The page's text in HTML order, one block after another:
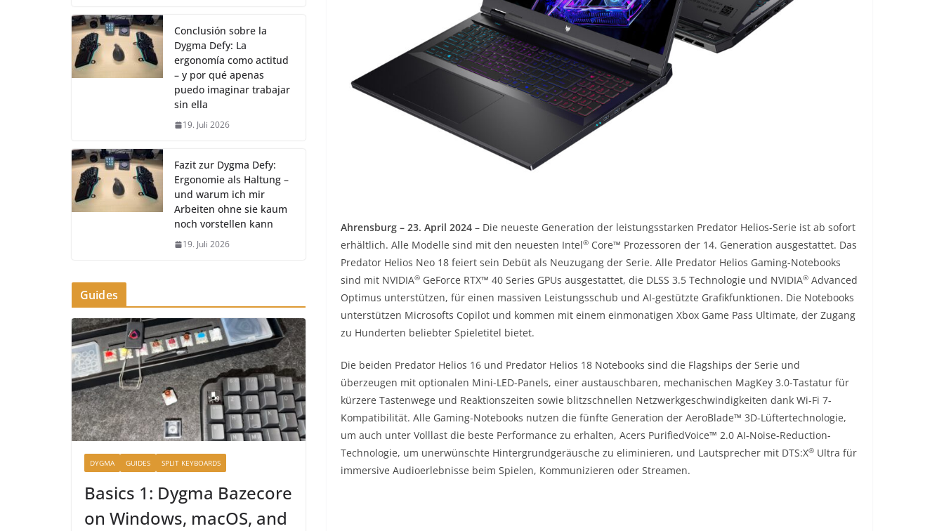
Ahrensburg – 23. April 2024 – Die neueste Generation der leistungsstarken Predator Helios-Serie ist ab sofort
erhältlich. Alle Modelle sind mit den neuesten Intel® Core™ Prozessoren der 14. Generation ausgestattet. Das
Predator Helios Neo 18 feiert sein Debüt als Neuzugang der Serie. Alle Predator Helios Gaming-Notebooks
sind mit NVIDIA® GeForce RTX™ 40 Series GPUs ausgestattet, die DLSS 3.5 Technologie und NVIDIA® Advanced
Optimus unterstützen, für einen massiven Leistungsschub und AI-gestützte Grafikfunktionen. Die Notebooks
unterstützen Microsofts Copilot und kommen mit einem einmonatigen Xbox Game Pass Ultimate, der Zugang
zu Hunderten beliebter Spieletitel bietet.
Die beiden Predator Helios 16 und Predator Helios 18 Notebooks sind die Flagships der Serie und
überzeugen mit optionalen Mini-LED-Panels, einer austauschbaren, mechanischen MagKey 3.0-Tastatur für
kürzere Tastenwege und Reaktionszeiten sowie blitzschnellen Netzwerkgeschwindigkeiten dank Wi-Fi 7-
Kompatibilität. Alle Gaming-Notebooks nutzen die fünfte Generation der AeroBlade™ 3D-Lüftertechnologie,
um auch unter Volllast die beste Performance zu erhalten, Acers PurifiedVoice™ 2.0 AI-Noise-Reduction-
Technologie, um unerwünschte Hintergrundgeräusche zu eliminieren, und Lautsprecher mit DTS:X® Ultra für
immersive Audioerlebnisse beim Spielen, Kommunizieren oder Streamen.
Conclusión sobre la
Dygma Defy: La
ergonomía como actitud
– y por qué apenas
puedo imaginar trabajar
sin ella
19. Juli 2026
Fazit zur Dygma Defy:
Ergonomie als Haltung –
und warum ich mir
Arbeiten ohne sie kaum
noch vorstellen kann
19. Juli 2026
Guides
DYGMA GUIDES SPLIT KEYBOARDS
Basics 1: Dygma Bazecore
on Windows, macOS, and